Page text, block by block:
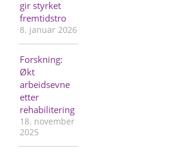
gir styrket
fremtidstro
8. januar 2026
Forskning:
Økt
arbeidsevne
etter
rehabilitering
18. november
2025